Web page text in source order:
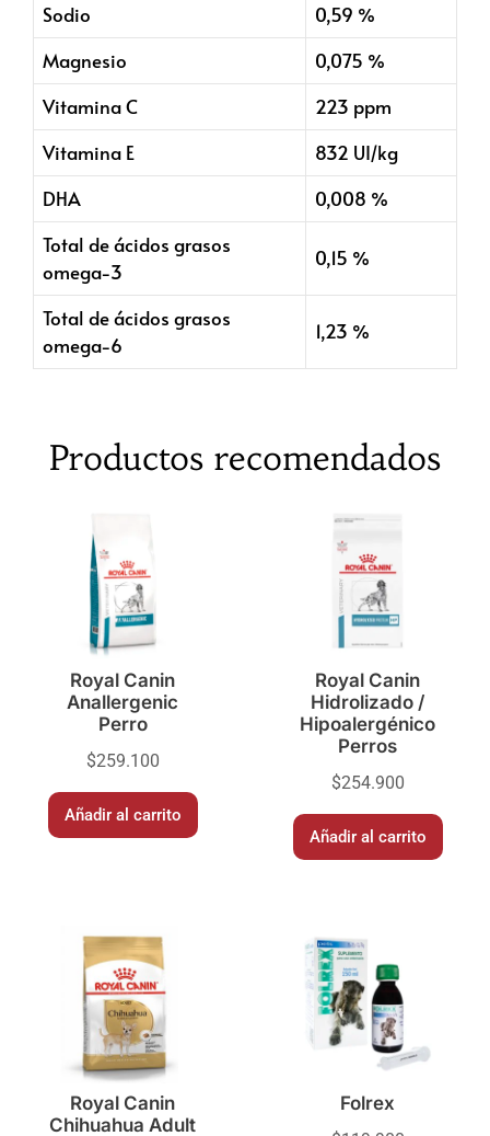
Sodio
0,59 %
Magnesio
0,075 %
Vitamina C
223 ppm
Vitamina E
832 UI/kg
DHA
0,008 %
Total de ácidos grasos
omega-3
0,15 %
Total de ácidos grasos
omega-6
1,23 %
Productos recomendados
Royal Canin
Anallergenic
Perro
$259.100
Añadir al carrito
Royal Canin
Hidrolizado /
Hipoalergénico
Perros
$254.900
Añadir al carrito
Royal Canin
Chihuahua Adult
Folrex